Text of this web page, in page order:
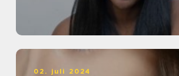
02. juli 2024